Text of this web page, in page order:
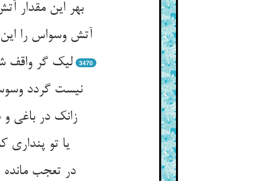
بهر این مقدار
آتش وسواس را
لیک گر واقف
3470
نیست گردد
زانک در باغی
یا تو
در تعجب مانده